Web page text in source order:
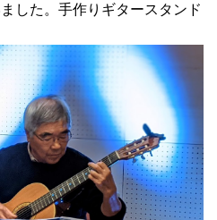
した。手作りギタースタンド